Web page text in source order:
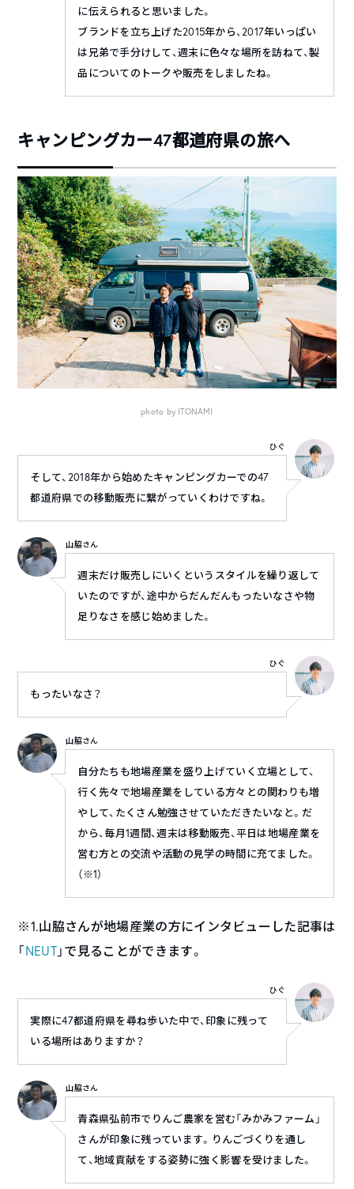
に伝えられると思いました。
ブランドを立ち上げた2015年から、2017年いっぱい
は兄弟で手分けして、週末に色々な場所を訪ねて、製
品についてのトークや販売をしましたね。
キャンピングカー47都道府県の旅へ
photo by ITONAMI
そして、2018年から始めたキャンピングカーでの47
都道府県での移動販売に繋がっていくわけですね。
ひぐ
山脇さん
週末だけ販売しにいくというスタイルを繰り返して
いたのですが、途中からだんだんもったいなさや物
足りなさを感じ始めました。
もったいなさ？
ひぐ
山脇さん
自分たちも地場産業を盛り上げていく立場として、
行く先々で地場産業をしている方々との関わりも増
やして、たくさん勉強させていただきたいなと。だ
から、毎月1週間、週末は移動販売、平日は地場産業を
営む方との交流や活動の見学の時間に充てました。
（※1）
※1.山脇さんが地場産業の方にインタビューした記事は
「NEUT」で見ることができます。
実際に47都道府県を尋ね歩いた中で、印象に残って
いる場所はありますか？
ひぐ
山脇さん
青森県弘前市でりんご農家を営む「みかみファーム」
さんが印象に残っています。りんごづくりを通し
て、地域貢献をする姿勢に強く影響を受けました。